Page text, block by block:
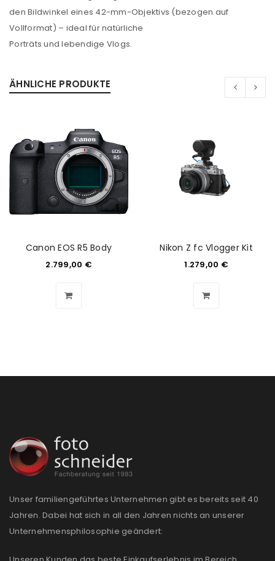
Angemeldet bleiben
PASSWORT VERGESSEN?
REGISTRIEREN
Ein Link zum Erstellen eines neuen Passworts wird an
deine E-Mail-Adresse gesendet.
NEWSLETTER ABONNIEREN
Please select all the ways you would like to hear from
den Bildwinkel eines 42-mm-Objektivs (bezogen auf
Vollformat) – ideal für natürliche
Porträts und lebendige Vlogs.
ÄHNLICHE PRODUKTE
Canon EOS R5 Body
2.799,00 €
Nikon Z fc Vlogger Kit
1.279,00 €
Unser familiengeführtes Unternehmen gibt es bereits seit 40
Jahren. Dabei hat sich in all den Jahren nichts an unserer
Unternehmensphilosophie geändert: